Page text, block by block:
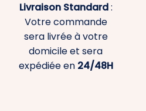
Livraison Standard:
Votre commande
sera livrée à votre
domicile et sera
expédiée en 24/48H